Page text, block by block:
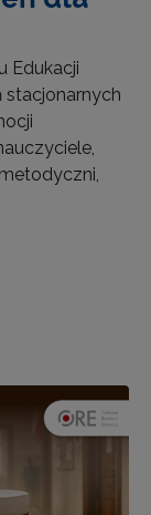
Edukacji
stacjonarnych